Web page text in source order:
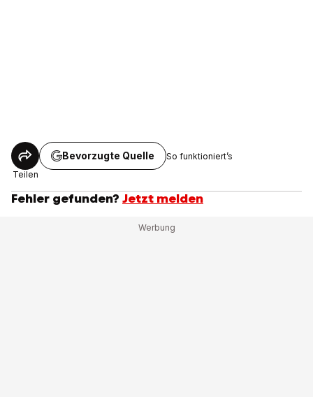
Teilen
Bevorzugte Quelle So funktioniert’s
Fehler gefunden? Jetzt melden